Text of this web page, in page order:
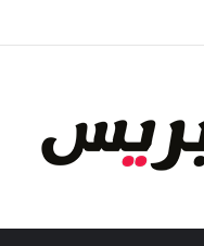
بعيد العرش المجيد